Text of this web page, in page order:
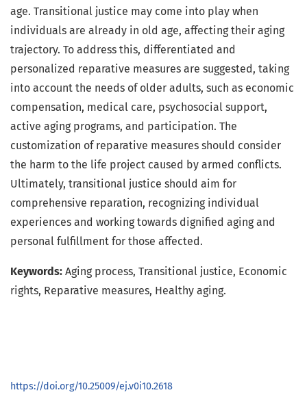
age. Transitional justice may come into play when
individuals are already in old age, affecting their aging
trajectory. To address this, differentiated and
personalized reparative measures are suggested, taking
into account the needs of older adults, such as economic
compensation, medical care, psychosocial support,
active aging programs, and participation. The
customization of reparative measures should consider
the harm to the life project caused by armed conflicts.
Ultimately, transitional justice should aim for
comprehensive reparation, recognizing individual
experiences and working towards dignified aging and
personal fulfillment for those affected.
Keywords: Aging process, Transitional justice, Economic
rights, Reparative measures, Healthy aging.
https://doi.org/10.25009/ej.v0i10.2618